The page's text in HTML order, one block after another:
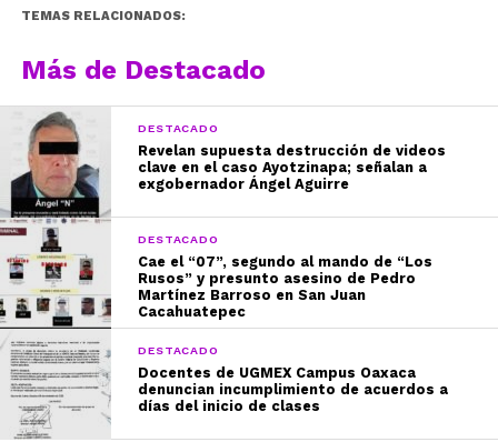
TEMAS RELACIONADOS:
Más de Destacado
DESTACADO
Revelan supuesta destrucción de videos
clave en el caso Ayotzinapa; señalan a
exgobernador Ángel Aguirre
DESTACADO
Cae el “07”, segundo al mando de “Los
Rusos” y presunto asesino de Pedro
Martínez Barroso en San Juan
Cacahuatepec
DESTACADO
Docentes de UGMEX Campus Oaxaca
denuncian incumplimiento de acuerdos a
días del inicio de clases